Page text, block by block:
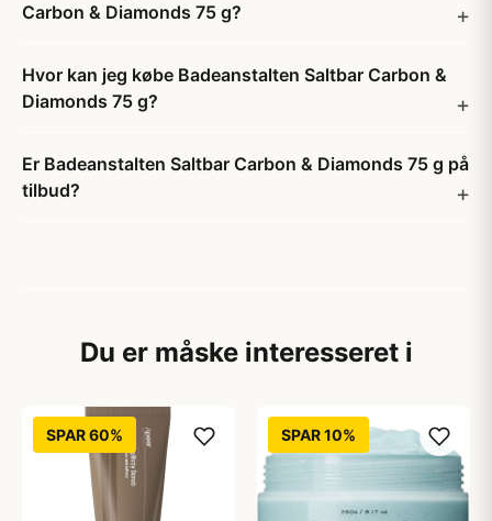
Carbon & Diamonds 75 g?
Hvor kan jeg købe Badeanstalten Saltbar Carbon &
Diamonds 75 g?
Er Badeanstalten Saltbar Carbon & Diamonds 75 g på
tilbud?
Du er måske interesseret i
SPAR 60% SPAR 10%